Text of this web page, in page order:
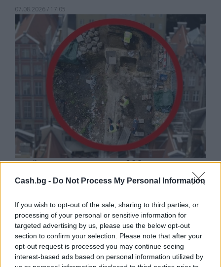
Cash.bg - Do Not Process My Personal Information
If you wish to opt-out of the sale, sharing to third parties, or
processing of your personal or sensitive information for
targeted advertising by us, please use the below opt-out
section to confirm your selection. Please note that after your
opt-out request is processed you may continue seeing
interest-based ads based on personal information utilized by
07.08.2026 / 17:05
Древен храм на почти 900 години
откриха под кафене за сладолед в
Полша
07.08.2026 / 16:00